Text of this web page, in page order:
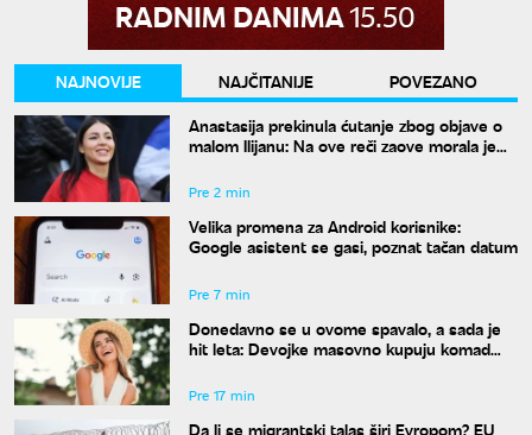
NAJNOVIJE NAJČITANIJE
POVEZANO
Anastasija prekinula ćutanje zbog objave o
malom Ilijanu: Na ove reči zaove morala je
Pre 2 min
Velika promena za Android korisnike:
Google asistent se gasi, poznat tačan datum
Pre 7 min
Donedavno se u ovome spavalo, a sada je
hit leta: Devojke masovno kupuju komad
Pre 17 min
Da li se migrantski talas širi Evropom? EU